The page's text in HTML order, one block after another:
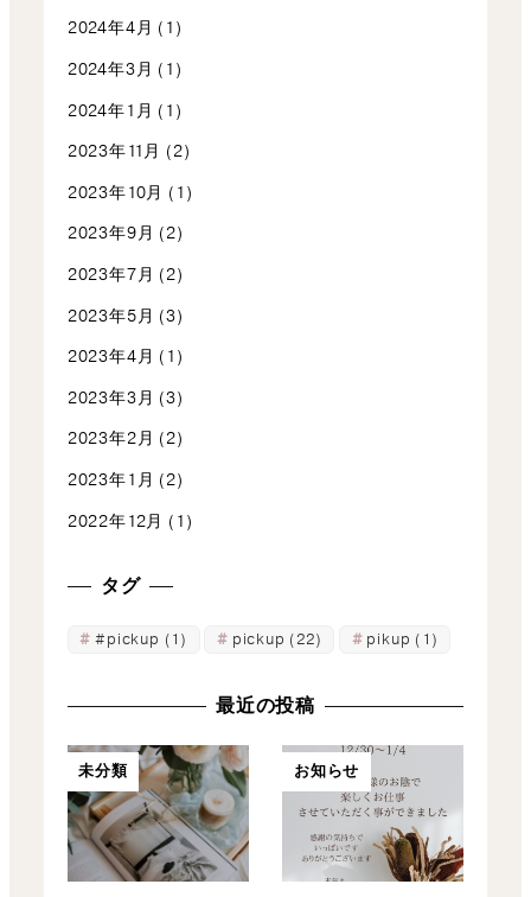
2024年4月 (1)
2024年3月 (1)
2024年1月 (1)
2023年11月 (2)
2023年10月 (1)
2023年9月 (2)
2023年7月 (2)
2023年5月 (3)
2023年4月 (1)
2023年3月 (3)
2023年2月 (2)
2023年1月 (2)
2022年12月 (1)
タグ
#pickup (1) pickup (22) pikup (1)
最近の投稿
未分類 お知らせ